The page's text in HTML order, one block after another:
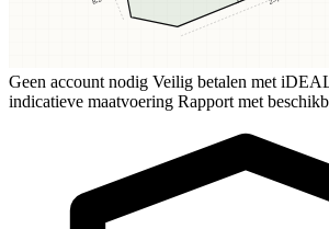
Geen account nodig Veilig betalen met
indicatieve maatvoering Rapport met